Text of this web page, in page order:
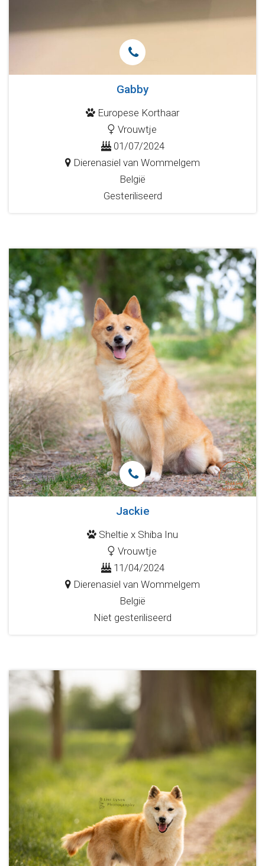
Gabby
Europese Korthaar
Vrouwtje
01/07/2024
Dierenasiel van Wommelgem
België
Gesteriliseerd
Jackie
Sheltie x Shiba Inu
Vrouwtje
11/04/2024
Dierenasiel van Wommelgem
België
Niet gesteriliseerd